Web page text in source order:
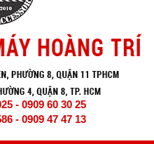
- 0909 60 30 25
- 0909 47 47 13